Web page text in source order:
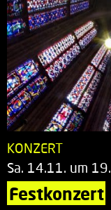
KONZERT
Sa. 14.11. um
Festkonzert